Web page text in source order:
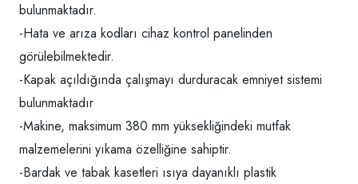
bulunmaktadır.
-Hata ve arıza kodları cihaz kontrol panelinden
görülebilmektedir.
-Kapak açıldığında çalışmayı durduracak emniyet sistemi
bulunmaktadır
-Makine, maksimum 380 mm yüksekliğindeki mutfak
malzemelerini yıkama özelliğine sahiptir.
-Bardak ve tabak kasetleri ısıya dayanıklı plastik